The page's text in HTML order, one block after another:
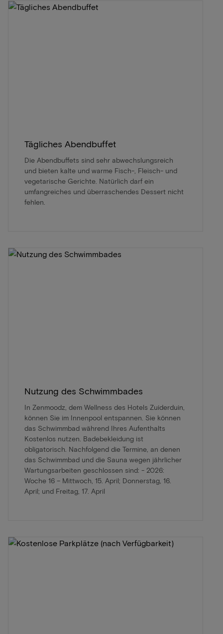
Tägliches Abendbuffet
Die Abendbuffets sind sehr abwechslungsreich
und bieten kalte und warme Fisch-, Fleisch- und
vegetarische Gerichte. Natürlich darf ein
umfangreiches und überraschendes Dessert nicht
fehlen.
Nutzung des Schwimmbades
In Zenmoodz, dem Wellness des Hotels Zuiderduin,
können Sie im Innenpool entspannen. Sie können
das Schwimmbad während Ihres Aufenthalts
Kostenlos nutzen. Badebekleidung ist
obligatorisch. Nachfolgend die Termine, an denen
das Schwimmbad und die Sauna wegen jährlicher
Wartungsarbeiten geschlossen sind: - 2026:
Woche 16 – Mittwoch, 15. April; Donnerstag, 16.
April; und Freitag, 17. April